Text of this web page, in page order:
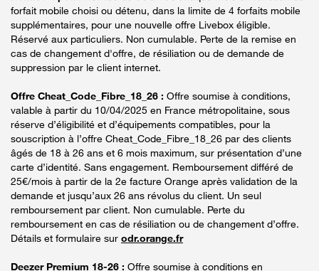
forfait mobile choisi ou détenu, dans la limite de 4 forfaits mobile
supplémentaires, pour une nouvelle offre Livebox éligible.
Réservé aux particuliers. Non cumulable. Perte de la remise en
cas de changement d'offre, de résiliation ou de demande de
suppression par le client internet.
Offre Cheat_Code_Fibre_18_26 : Offre soumise à conditions,
valable à partir du 10/04/2025 en France métropolitaine, sous
réserve d’éligibilité et d’équipements compatibles, pour la
souscription à l’offre Cheat_Code_Fibre_18_26 par des clients
âgés de 18 à 26 ans et 6 mois maximum, sur présentation d’une
carte d’identité. Sans engagement. Remboursement différé de
25€/mois à partir de la 2e facture Orange après validation de la
demande et jusqu’aux 26 ans révolus du client. Un seul
remboursement par client. Non cumulable. Perte du
remboursement en cas de résiliation ou de changement d’offre.
Détails et formulaire sur odr.orange.fr
Deezer Premium 18-26 : Offre soumise à conditions en